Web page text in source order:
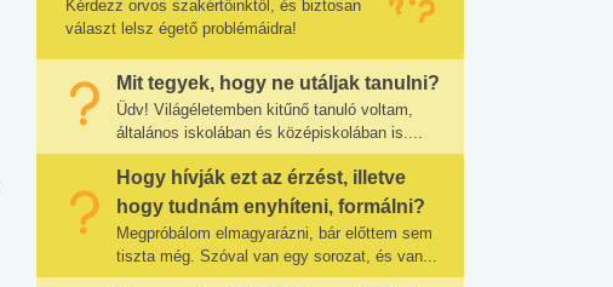
Kérdezz orvos szakértőinktől, és biztosan
választ lelsz égető problémáidra!
Mit tegyek, hogy ne utáljak tanulni?
Üdv! Világéletemben kitűnő tanuló voltam,
általános iskolában és középiskolában is....
Hogy hívják ezt az érzést, illetve
hogy tudnám enyhíteni, formálni?
Megpróbálom elmagyarázni, bár előttem sem
tiszta még. Szóval van egy sorozat, és van...